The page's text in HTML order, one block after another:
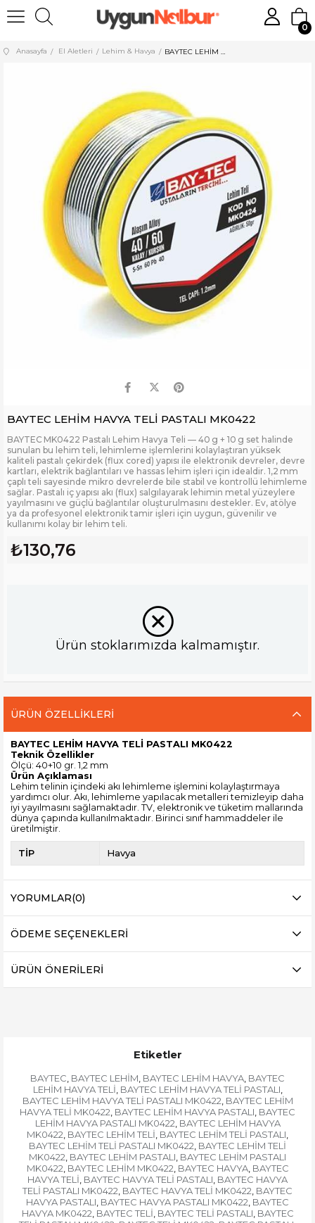
0
Anasayfa El Aletleri Lehim & Havya
BAYTEC LEHİM HAVYA TELİ PASTALI MK0422
BAYTEC MK0422 Pastalı Lehim Havya Teli — 40 g + 10 g set halinde
sunulan bu lehim teli, lehimleme işlemlerini kolaylaştıran yüksek
kaliteli pastalı çekirdek (flux cored) yapısı ile elektronik devreler, devre
kartları, elektrik bağlantıları ve hassas lehim işleri için idealdir. 1,2 mm
çaplı teli sayesinde mikro devrelerde bile stabil ve kontrollü lehimleme
sağlar. Pastalı iç yapısı akı (flux) salgılayarak lehimin metal yüzeylere
yayılmasını ve güçlü bağlantılar oluşturulmasını destekler. Ev, atölye
ya da profesyonel elektronik tamir işleri için uygun, güvenilir ve
kullanımı kolay bir lehim teli.
₺130,76
Ürün stoklarımızda kalmamıştır.
ÜRÜN ÖZELLIKLERI
BAYTEC LEHİM HAVYA TELİ PASTALI MK0422
Teknik Özellikler
Ölçü: 40+10 gr. 1,2 mm
Ürün Açıklaması
Lehim telinin içindeki akı lehimleme işlemini kolaylaştırmaya
yardımcı olur. Akı, lehimleme yapılacak metalleri temizleyip daha
iyi yayılmasını sağlamaktadır. TV, elektronik ve tüketim mallarında
dünya çapında kullanılmaktadır. Birinci sınıf hammaddeler ile
üretilmiştir.
TİP Havya
YORUMLAR(0)
ÖDEME SEÇENEKLERI
ÜRÜN ÖNERILERI
Etiketler
BAYTEC, BAYTEC LEHİM, BAYTEC LEHİM HAVYA, BAYTEC
LEHİM HAVYA TELİ, BAYTEC LEHİM HAVYA TELİ PASTALI,
BAYTEC LEHİM HAVYA TELİ PASTALI MK0422, BAYTEC LEHİM
HAVYA TELİ MK0422, BAYTEC LEHİM HAVYA PASTALI, BAYTEC
LEHİM HAVYA PASTALI MK0422, BAYTEC LEHİM HAVYA
MK0422, BAYTEC LEHİM TELİ, BAYTEC LEHİM TELİ PASTALI,
BAYTEC LEHİM TELİ PASTALI MK0422, BAYTEC LEHİM TELİ
MK0422, BAYTEC LEHİM PASTALI, BAYTEC LEHİM PASTALI
MK0422, BAYTEC LEHİM MK0422, BAYTEC HAVYA, BAYTEC
HAVYA TELİ, BAYTEC HAVYA TELİ PASTALI, BAYTEC HAVYA
TELİ PASTALI MK0422, BAYTEC HAVYA TELİ MK0422, BAYTEC
HAVYA PASTALI, BAYTEC HAVYA PASTALI MK0422, BAYTEC
HAVYA MK0422, BAYTEC TELİ, BAYTEC TELİ PASTALI, BAYTEC